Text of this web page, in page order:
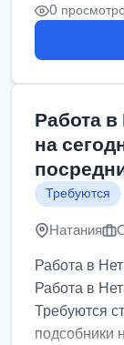
0
Работа
на
Требуются
Натания
Работа в
Работа в
Требуются
подсобники